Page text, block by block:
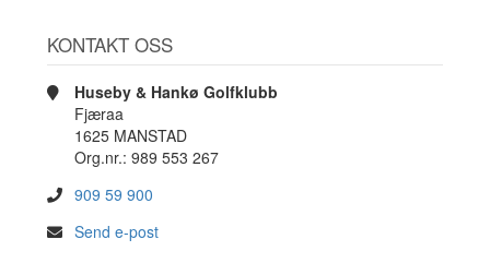
KONTAKT OSS
Huseby & Hankø Golfklubb
Fjæraa
1625 MANSTAD
Org.nr.: 989 553 267
909 59 900
Send e-post